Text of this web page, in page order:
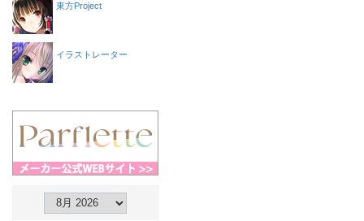
東方Project
イラストレーター